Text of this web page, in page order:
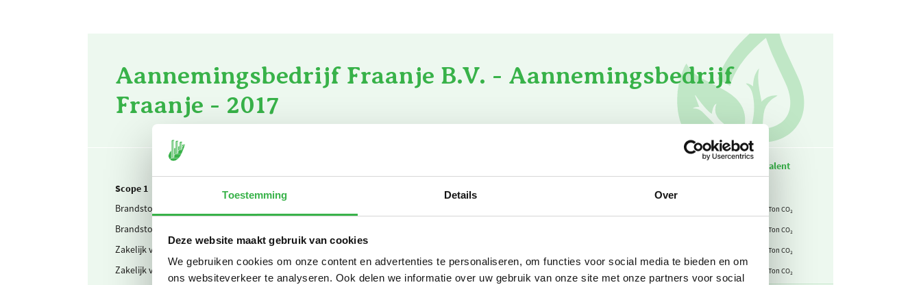
Toestemming Details Over
Deze website maakt gebruik van cookies
We gebruiken cookies om onze content en advertenties te personaliseren, om functies voor social media te bieden en om
ons websiteverkeer te analyseren. Ook delen we informatie over uw gebruik van onze site met onze partners voor social
Aannemingsbedrijf Fraanje B.V. - Aannemingsbedrijf
Fraanje - 2017
CO₂-equivalent
Scope 1
Brandstof & warmte
Ton CO₂
Brandstof & warmte Ton CO₂
Zakelijk verkeer Personenwagen (in liters) benzine Ton CO₂
Zakelijk verkeer 209.163 Ton CO₂